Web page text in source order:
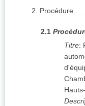
2. Procédure
2.1
Titre: